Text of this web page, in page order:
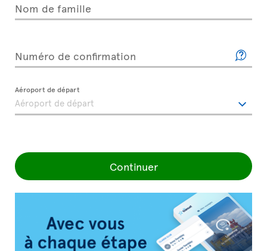
Nom de famille
Numéro de confirmation
Aéroport de départ
Continuer